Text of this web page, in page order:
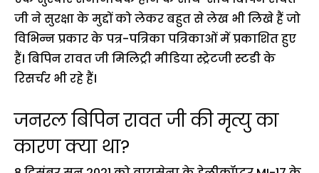
जी ने सुरक्षा के मुद्दों को लेकर बहुत से लेख भी लिखे हैं जो
विभिन्न प्रकार के पत्र-पत्रिका पत्रिकाओं में प्रकाशित हुए
हैं। बिपिन रावत जी मिलिट्री मीडिया स्ट्रेटजी स्टडी के
रिसर्चर भी रहे हैं।
जनरल बिपिन रावत जी की मृत्यु का
कारण क्या था?